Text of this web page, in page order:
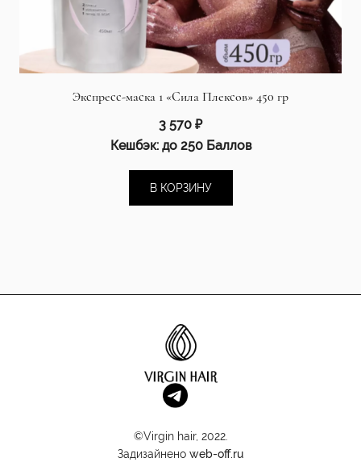
Экспресс-маска 1 «Сила Плексов» 450 гр
3 570 ₽
Кешбэк:до 250 Баллов
В КОРЗИНУ
©Virgin hair, 2022.
Задизайнено web-off.ru